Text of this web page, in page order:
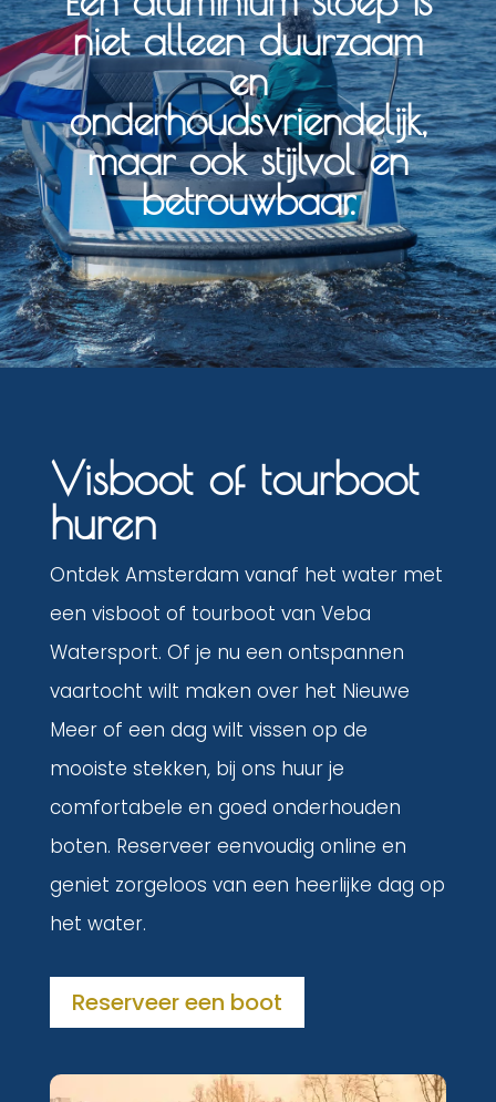
niet alleen duurzaam
en
onderhoudsvriendelijk,
maar ook stijlvol en
betrouwbaar.
Visboot of tourboot
huren
Ontdek Amsterdam vanaf het water met
een visboot of tourboot van Veba
Watersport. Of je nu een ontspannen
vaartocht wilt maken over het Nieuwe
Meer of een dag wilt vissen op de
mooiste stekken, bij ons huur je
comfortabele en goed onderhouden
boten. Reserveer eenvoudig online en
geniet zorgeloos van een heerlijke dag op
het water.
Reserveer een boot